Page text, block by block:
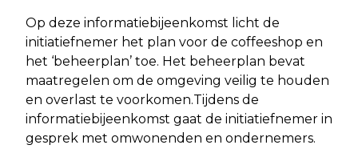
Op deze informatiebijeenkomst licht de
initiatiefnemer het plan voor de coffeeshop en
het ‘beheerplan’ toe. Het beheerplan bevat
maatregelen om de omgeving veilig te houden
en overlast te voorkomen.Tijdens de
informatiebijeenkomst gaat de initiatiefnemer in
gesprek met omwonenden en ondernemers.